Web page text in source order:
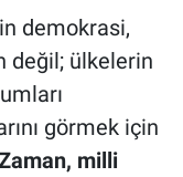
demokrasi,
değil; ülkelerin
görmek için
milli